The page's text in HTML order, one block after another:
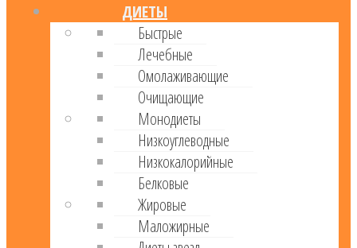
ДИЕТЫ
Быстрые
Лечебные
Омолаживающие
Очищающие
Монодиеты
Низкоуглеводные
Низкокалорийные
Белковые
Жировые
Маложирные